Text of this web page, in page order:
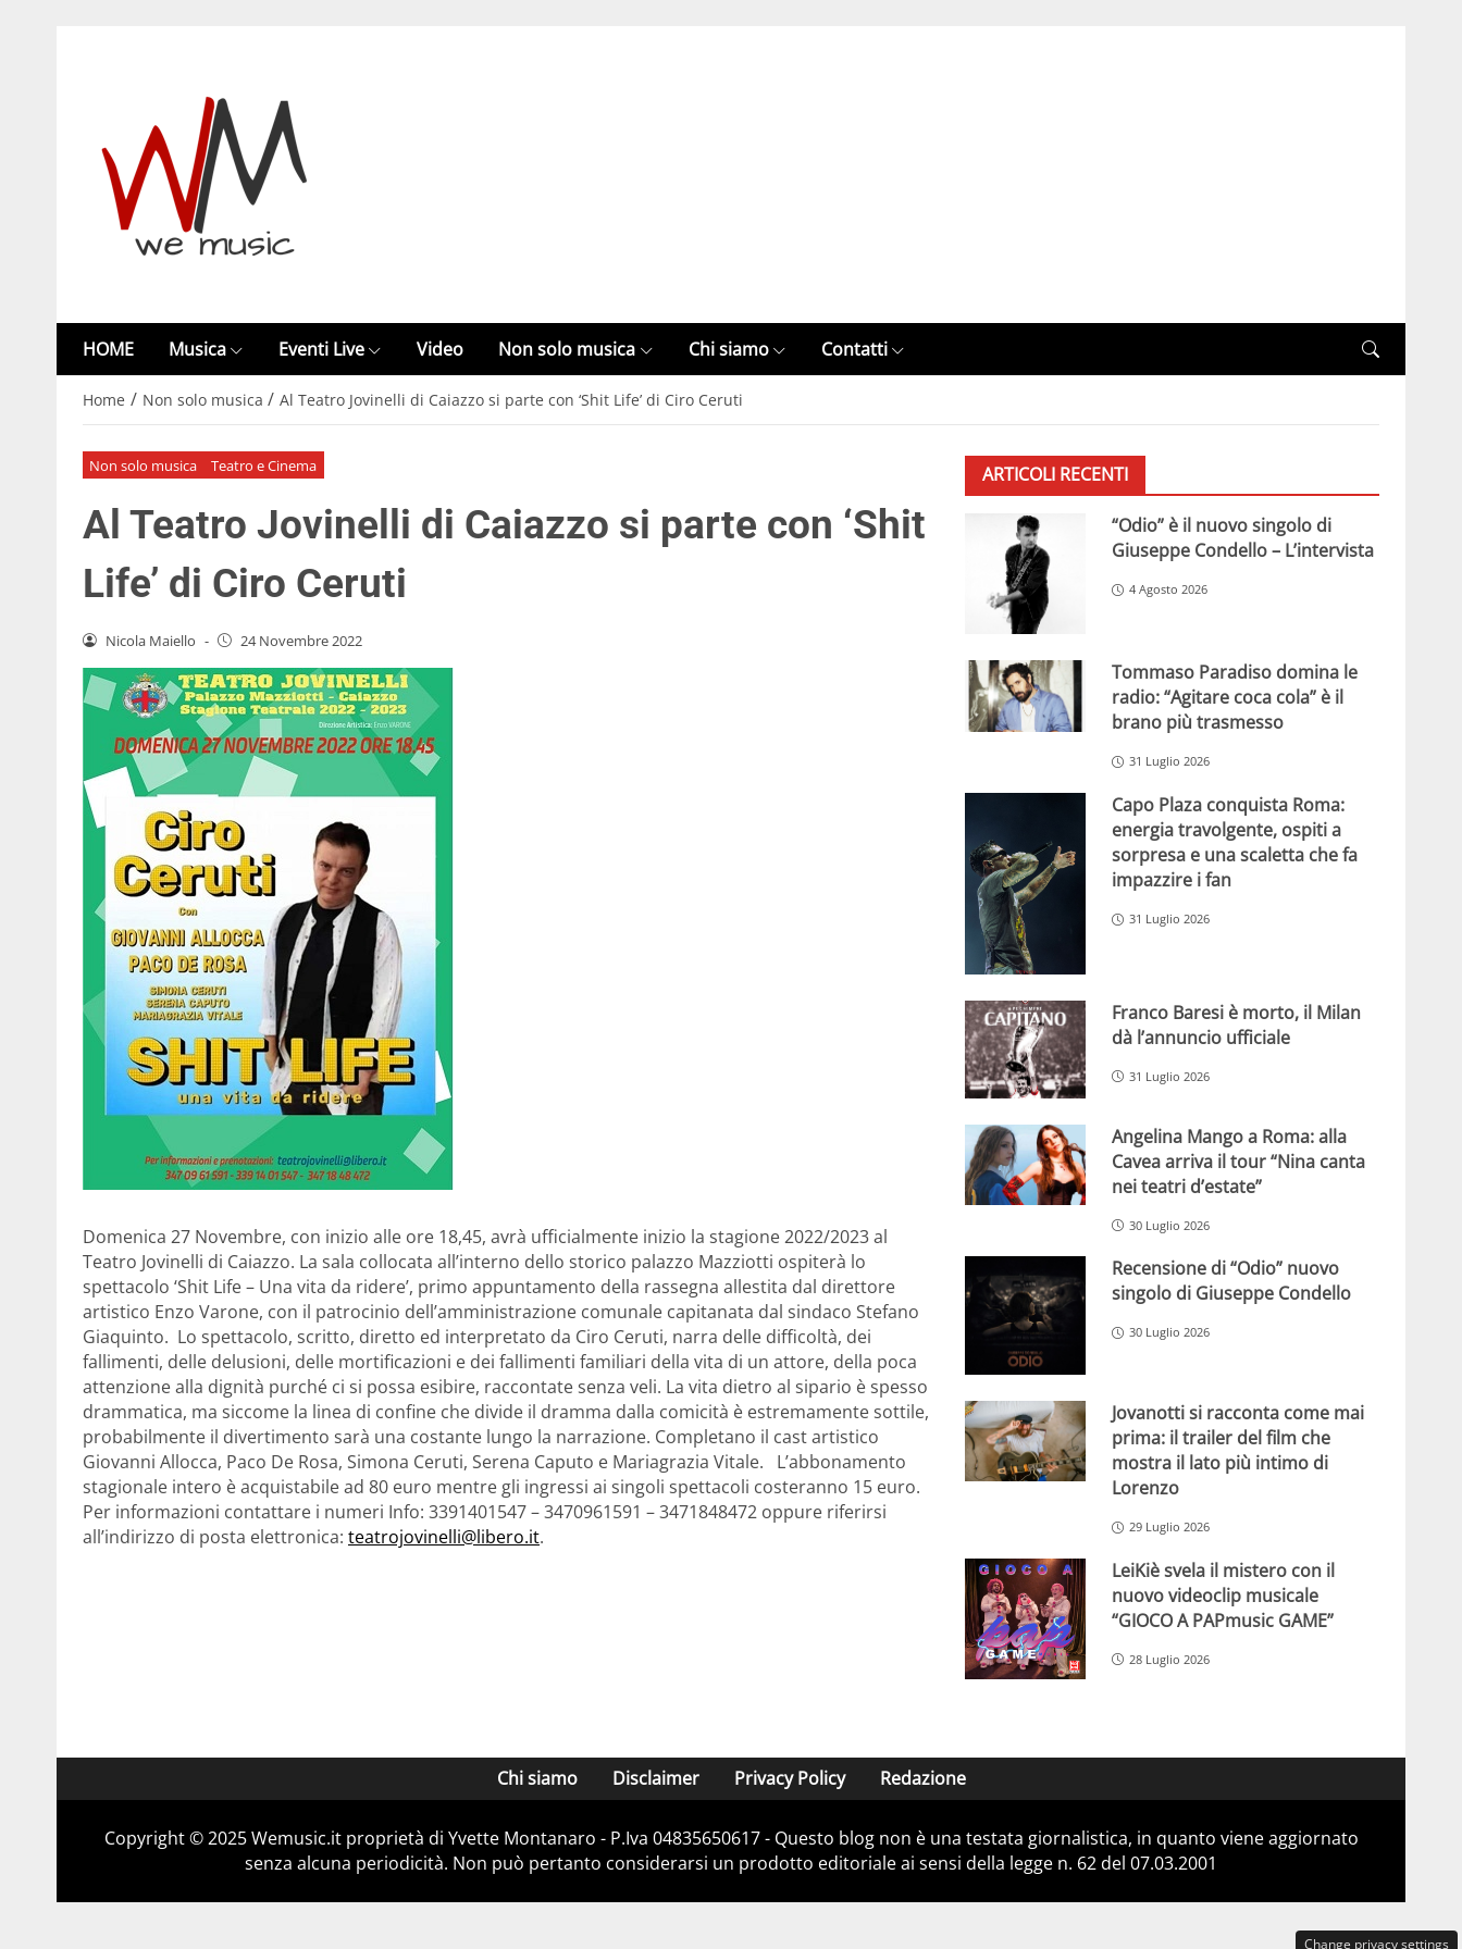
HOME Musica Eventi Live Video Non solo musica Chi siamo Contatti
Home / Non solo musica / Al Teatro Jovinelli di Caiazzo si parte con ‘Shit Life’ di Ciro Ceruti
Non solo musica Teatro e Cinema
Al Teatro Jovinelli di Caiazzo si parte con ‘Shit
Life’ di Ciro Ceruti
Nicola Maiello - 24 Novembre 2022
Domenica 27 Novembre, con inizio alle ore 18,45, avrà ufficialmente inizio la stagione 2022/2023 al
Teatro Jovinelli di Caiazzo. La sala collocata all’interno dello storico palazzo Mazziotti ospiterà lo
spettacolo ‘Shit Life – Una vita da ridere’, primo appuntamento della rassegna allestita dal direttore
artistico Enzo Varone, con il patrocinio dell’amministrazione comunale capitanata dal sindaco Stefano
Giaquinto. Lo spettacolo, scritto, diretto ed interpretato da Ciro Ceruti, narra delle difficoltà, dei
fallimenti, delle delusioni, delle mortificazioni e dei fallimenti familiari della vita di un attore, della poca
attenzione alla dignità purché ci si possa esibire, raccontate senza veli. La vita dietro al sipario è spesso
drammatica, ma siccome la linea di confine che divide il dramma dalla comicità è estremamente sottile,
probabilmente il divertimento sarà una costante lungo la narrazione. Completano il cast artistico
Giovanni Allocca, Paco De Rosa, Simona Ceruti, Serena Caputo e Mariagrazia Vitale. L’abbonamento
stagionale intero è acquistabile ad 80 euro mentre gli ingressi ai singoli spettacoli costeranno 15 euro.
Per informazioni contattare i numeri Info: 3391401547 – 3470961591 – 3471848472 oppure riferirsi
all’indirizzo di posta elettronica: teatrojovinelli@libero.it.
ARTICOLI RECENTI
“Odio” è il nuovo singolo di
Giuseppe Condello – L’intervista
4 Agosto 2026
Tommaso Paradiso domina le
radio: “Agitare coca cola” è il
brano più trasmesso
31 Luglio 2026
Capo Plaza conquista Roma:
energia travolgente, ospiti a
sorpresa e una scaletta che fa
impazzire i fan
31 Luglio 2026
Franco Baresi è morto, il Milan
dà l’annuncio ufficiale
31 Luglio 2026
Angelina Mango a Roma: alla
Cavea arriva il tour “Nina canta
nei teatri d’estate”
30 Luglio 2026
Recensione di “Odio” nuovo
singolo di Giuseppe Condello
30 Luglio 2026
Jovanotti si racconta come mai
prima: il trailer del film che
mostra il lato più intimo di
Lorenzo
29 Luglio 2026
LeiKiè svela il mistero con il
nuovo videoclip musicale
“GIOCO A PAPmusic GAME”
28 Luglio 2026
Chi siamo Disclaimer Privacy Policy Redazione
Copyright © 2025 Wemusic.it proprietà di Yvette Montanaro - P.Iva 04835650617 - Questo blog non è una testata giornalistica, in quanto viene aggiornato
senza alcuna periodicità. Non può pertanto considerarsi un prodotto editoriale ai sensi della legge n. 62 del 07.03.2001
Change privacy settings